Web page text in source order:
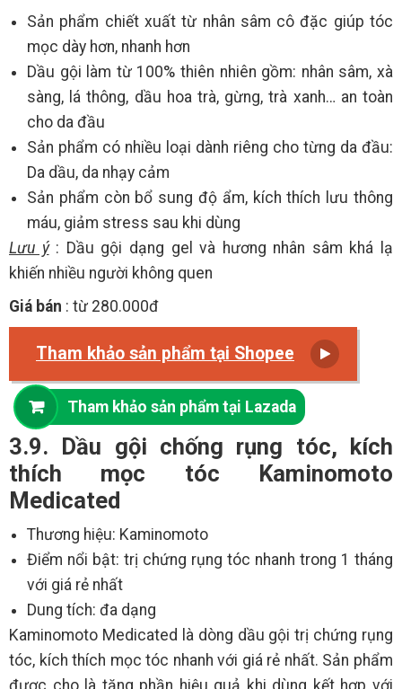
Sản phẩm chiết xuất từ nhân sâm cô đặc giúp tóc
mọc dày hơn, nhanh hơn
Dầu gội làm từ 100% thiên nhiên gồm: nhân sâm, xà
sàng, lá thông, dầu hoa trà, gừng, trà xanh… an toàn
cho da đầu
Sản phẩm có nhiều loại dành riêng cho từng da đầu:
Da dầu, da nhạy cảm
Sản phẩm còn bổ sung độ ẩm, kích thích lưu thông
máu, giảm stress sau khi dùng
Lưu ý: Dầu gội dạng gel và hương nhân sâm khá lạ
khiến nhiều người không quen
Giá bán : từ 280.000đ
Tham khảo sản phẩm tại Shopee
Tham khảo sản phẩm tại Lazada
3.9. Dầu gội chống rụng tóc, kích
thích mọc tóc Kaminomoto
Medicated
Thương hiệu: Kaminomoto
Điểm nổi bật: trị chứng rụng tóc nhanh trong 1 tháng
với giá rẻ nhất
Dung tích: đa dạng
Kaminomoto Medicated là dòng dầu gội trị chứng rụng
tóc, kích thích mọc tóc nhanh với giá rẻ nhất. Sản phẩm
được cho là tăng phần hiệu quả khi dùng kết hợp với